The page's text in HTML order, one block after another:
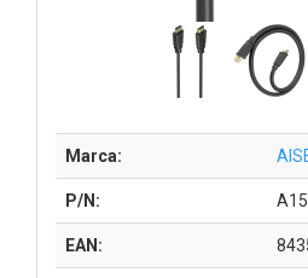
Marca:
P/N:
EAN: